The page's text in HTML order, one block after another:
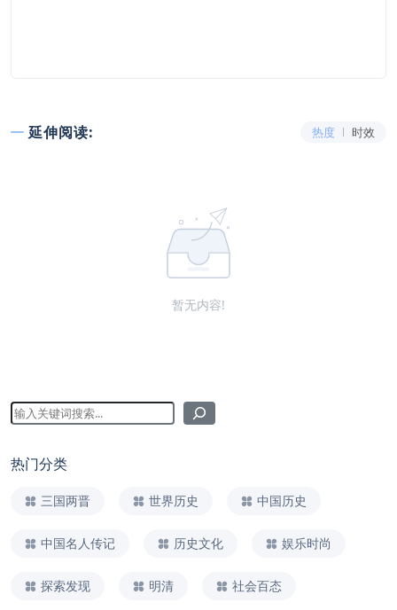
延伸阅读: 热度 时效
暂无内容!
热门分类
三国两晋 世界历史 中国历史
中国名人传记 历史文化 娱乐时尚
探索发现 明清 社会百态